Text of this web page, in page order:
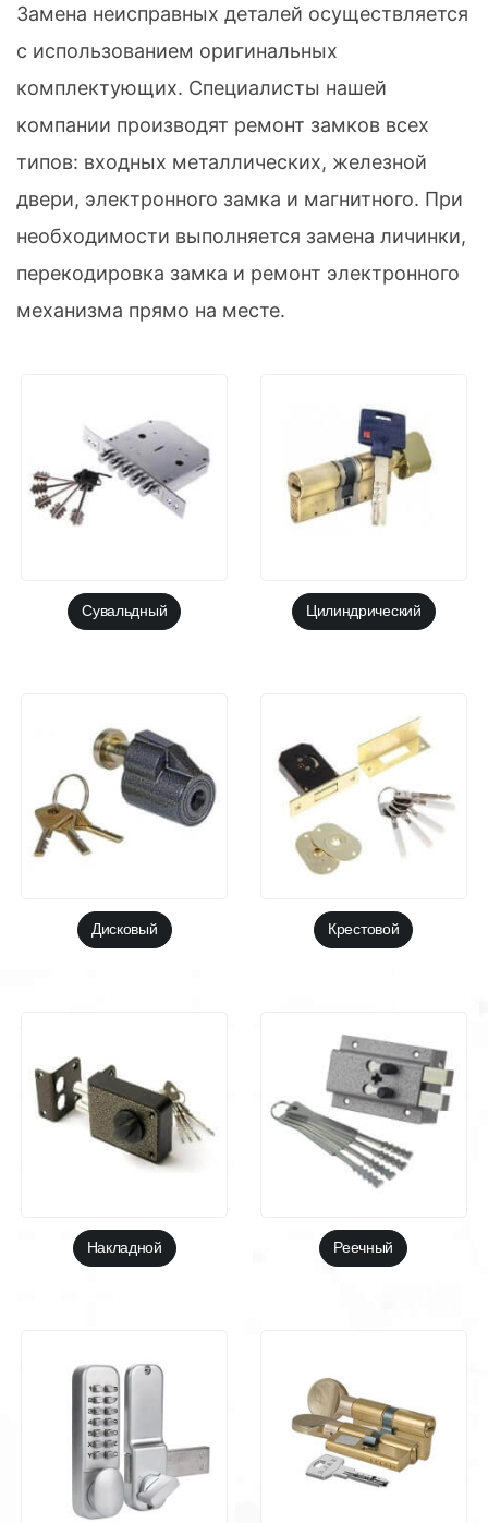
Замена неисправных деталей осуществляется
с использованием оригинальных
комплектующих. Специалисты нашей
компании производят ремонт замков всех
типов: входных металлических, железной
двери, электронного замка и магнитного. При
необходимости выполняется замена личинки,
перекодировка замка и ремонт электронного
механизма прямо на месте.
Сувальдный Цилиндрический
Дисковый Крестовой
Накладной Реечный